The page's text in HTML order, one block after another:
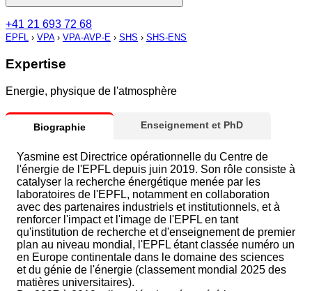
+41 21 693 72 68
EPFL › VPA› VPA-AVP-E › SHS › SHS-ENS
Expertise
Energie, physique de l'atmosphère
Biographie Enseignement et PhD
Yasmine est Directrice opérationnelle du Centre de
l'énergie de l'EPFL depuis juin 2019. Son rôle consiste à
catalyser la recherche énergétique menée par les
laboratoires de l'EPFL, notamment en collaboration
avec des partenaires industriels et institutionnels, et à
renforcer l'impact et l'image de l'EPFL en tant
qu'institution de recherche et d'enseignement de premier
plan au niveau mondial, l'EPFL étant classée numéro un
en Europe continentale dans le domaine des sciences
et du génie de l'énergie (classement mondial 2025 des
matières universitaires).